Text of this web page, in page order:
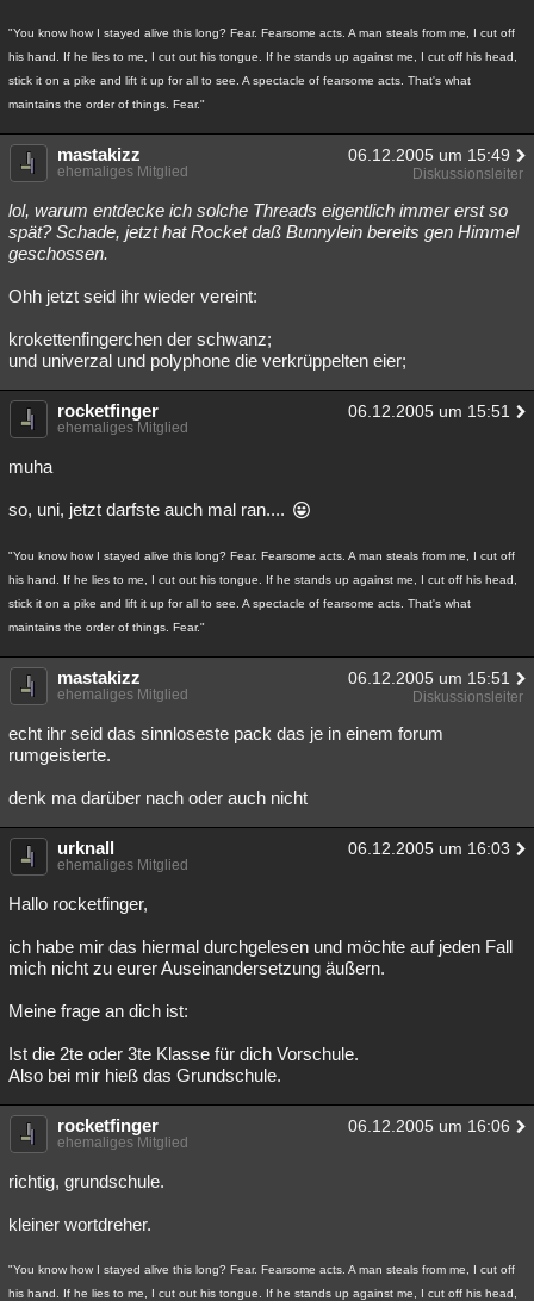
"You know how I stayed alive this long? Fear. Fearsome acts. A man steals from me, I cut off
his hand. If he lies to me, I cut out his tongue. If he stands up against me, I cut off his head,
stick it on a pike and lift it up for all to see. A spectacle of fearsome acts. That's what
maintains the order of things. Fear."
mastakizz 06.12.2005 um 15:49
ehemaliges Mitglied Diskussionsleiter
lol, warum entdecke ich solche Threads eigentlich immer erst so
spät? Schade, jetzt hat Rocket daß Bunnylein bereits gen Himmel
geschossen.
Ohh jetzt seid ihr wieder vereint:
krokettenfingerchen der schwanz;
und univerzal und polyphone die verkrüppelten eier;
rocketfinger 06.12.2005 um 15:51
ehemaliges Mitglied
muha
so, uni, jetzt darfste auch mal ran....
"You know how I stayed alive this long? Fear. Fearsome acts. A man steals from me, I cut off
his hand. If he lies to me, I cut out his tongue. If he stands up against me, I cut off his head,
stick it on a pike and lift it up for all to see. A spectacle of fearsome acts. That's what
maintains the order of things. Fear."
mastakizz 06.12.2005 um 15:51
ehemaliges Mitglied Diskussionsleiter
echt ihr seid das sinnloseste pack das je in einem forum
rumgeisterte.
denk ma darüber nach oder auch nicht
urknall 06.12.2005 um 16:03
ehemaliges Mitglied
Hallo rocketfinger,
ich habe mir das hiermal durchgelesen und möchte auf jeden Fall
mich nicht zu eurer Auseinandersetzung äußern.
Meine frage an dich ist:
Ist die 2te oder 3te Klasse für dich Vorschule.
Also bei mir hieß das Grundschule.
rocketfinger 06.12.2005 um 16:06
ehemaliges Mitglied
richtig, grundschule.
kleiner wortdreher.
"You know how I stayed alive this long? Fear. Fearsome acts. A man steals from me, I cut off
his hand. If he lies to me, I cut out his tongue. If he stands up against me, I cut off his head,